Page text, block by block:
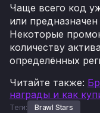
Чаще всего код
или
Некоторые
количеству
определённых
Читайте также:
награды и как
Теги:
Brawl Stars